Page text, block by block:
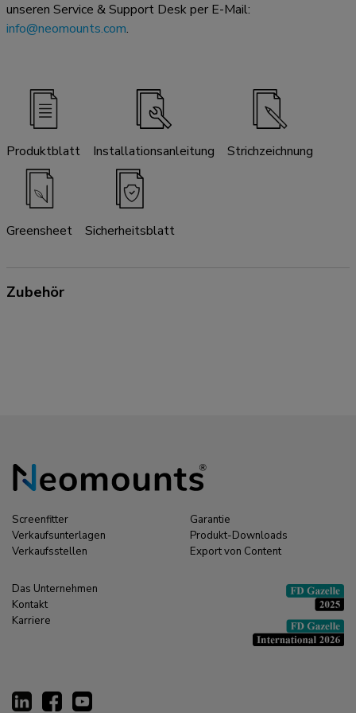
unseren Service & Support Desk per E-Mail:
info@neomounts.com.
Produktblatt Installationsanleitung Strichzeichnung
Greensheet Sicherheitsblatt
Zubehör
Screenfitter
Verkaufsunterlagen
Verkaufsstellen
Garantie
Produkt-Downloads
Export von Content
Das Unternehmen
Kontakt
Karriere